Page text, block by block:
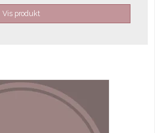
Vis produkt